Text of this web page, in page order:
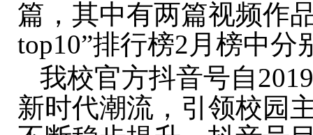
篇，其中有两篇视频作
top10”排行榜2月榜中
我校官方抖音号自
新时代潮流，引领校园